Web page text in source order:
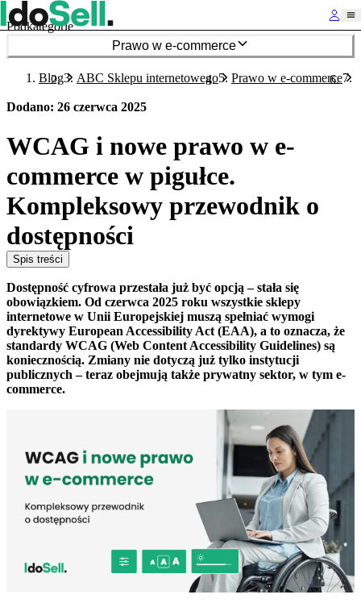
Podkategorie
Prawo w e-commerce
Blog ABC Sklepu internetowego Prawo w e-commerce
Dodano: 26 czerwca 2025
WCAG i nowe prawo w e-
commerce w pigułce.
Kompleksowy przewodnik o
dostępności
Spis treści
Dostępność cyfrowa przestała już być opcją – stała się
obowiązkiem. Od czerwca 2025 roku wszystkie sklepy
internetowe w Unii Europejskiej muszą spełniać wymogi
dyrektywy European Accessibility Act (EAA), a to oznacza, że
standardy WCAG (Web Content Accessibility Guidelines) są
koniecznością. Zmiany nie dotyczą już tylko instytucji
publicznych – teraz obejmują także prywatny sektor, w tym e-
commerce.